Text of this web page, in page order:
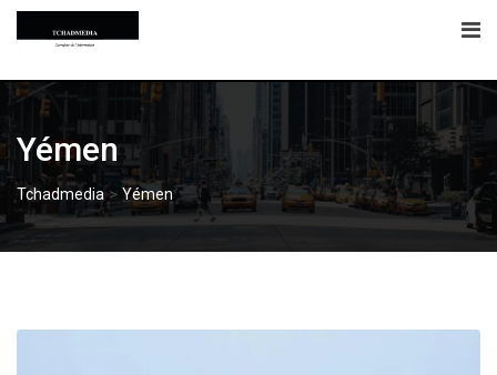
Skip
Yémen
Tchadmedia> Yémen